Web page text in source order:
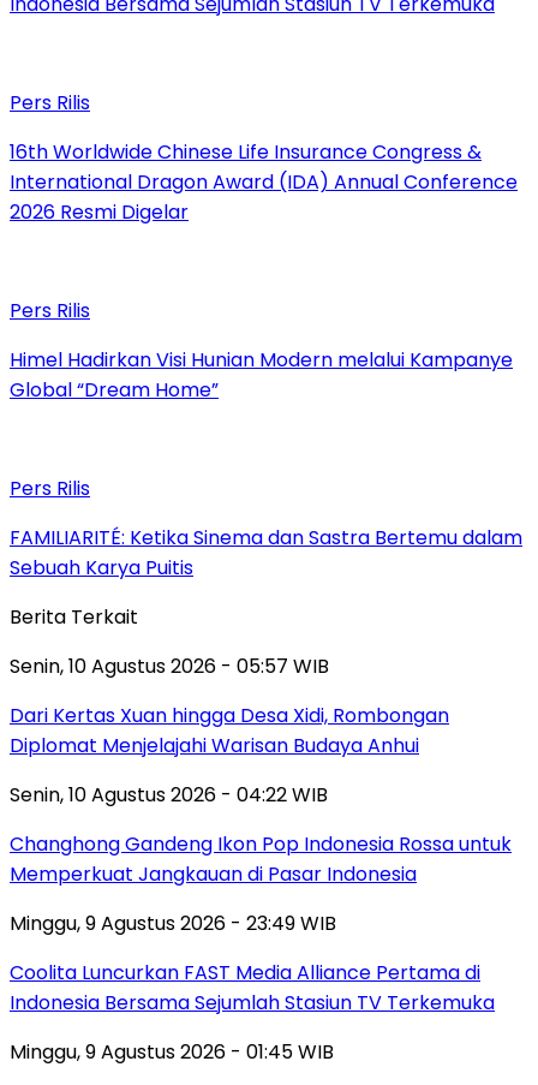
Pers Rilis
16th Worldwide Chinese Life Insurance Congress &
International Dragon Award (IDA) Annual Conference
2026 Resmi Digelar
Pers Rilis
Himel Hadirkan Visi Hunian Modern melalui Kampanye
Global “Dream Home”
Pers Rilis
FAMILIARITÉ: Ketika Sinema dan Sastra Bertemu dalam
Sebuah Karya Puitis
Berita Terkait
Senin, 10 Agustus 2026 - 05:57 WIB
Dari Kertas Xuan hingga Desa Xidi, Rombongan
Diplomat Menjelajahi Warisan Budaya Anhui
Senin, 10 Agustus 2026 - 04:22 WIB
Changhong Gandeng Ikon Pop Indonesia Rossa untuk
Memperkuat Jangkauan di Pasar Indonesia
Minggu, 9 Agustus 2026 - 23:49 WIB
Coolita Luncurkan FAST Media Alliance Pertama di
Indonesia Bersama Sejumlah Stasiun TV Terkemuka
Minggu, 9 Agustus 2026 - 01:45 WIB